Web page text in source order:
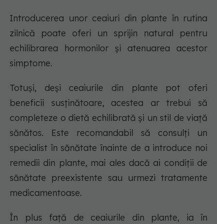
Introducerea unor ceaiuri din plante în rutina
zilnică poate oferi un sprijin natural pentru
echilibrarea hormonilor și atenuarea acestor
simptome.
Totuși, deși ceaiurile din plante pot oferi
beneficii susținătoare, acestea ar trebui să
completeze o dietă echilibrată și un stil de viață
sănătos. Este recomandabil să consulți un
specialist în sănătate înainte de a introduce noi
remedii din plante, mai ales dacă ai condiții de
sănătate preexistente sau urmezi tratamente
medicamentoase.
În plus față de ceaiurile din plante, ia în